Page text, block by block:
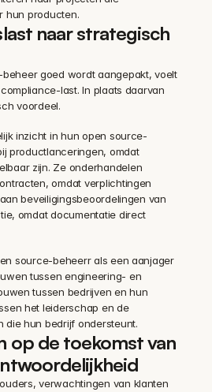
hun producten.
naar strategisch
goed wordt aangepakt, voelt
last. In plaats daarvan
voordeel.
inzicht in hun open source-
productlanceringen, omdat
zijn. Ze onderhandelen
omdat verplichtingen
beveiligingsbeoordelingen van
omdat documentatie direct
source-beheerr als een aanjager
tussen engineering- en
tussen bedrijven en hun
het leiderschap en de
die hun bedrijf ondersteunt.
op de toekomst van
verwachtingen van klanten